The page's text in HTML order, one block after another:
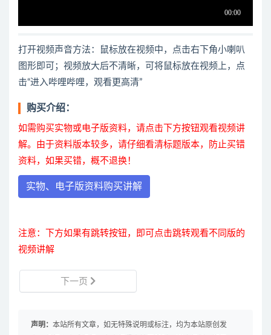
打开视频声音方法：鼠标放在视频中，点击右下角小喇叭
图形即可；视频放大后不清晰，可将鼠标放在视频上，点
击“进入哔哩哔哩，观看更高清”
购买介绍：
如需购买实物或电子版资料，请点击下方按钮观看视频讲
解。由于资料版本较多，请仔细看清标题版本，防止买错
资料，如果买错，概不退换！
实物、电子版资料购买讲解
注意：下方如果有跳转按钮，即可点击跳转观看不同版的
视频讲解
下一页
声明： 本站所有文章，如无特殊说明或标注，均为本站原创发